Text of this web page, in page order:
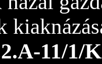
11/1/